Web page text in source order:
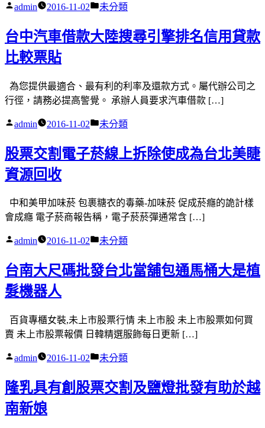
作
admin 2016-11-02
分
未分類
台中汽車借款大陸搜尋引擎排名信用貸款
比較票貼
為您提供最適合、最有利的利率及還款方式。屬代辦公司之
行徑，請務必提高警覺。 承辦人員要求汽車借款 […]
作
admin 2016-11-02
分
未分類
股票交割電子菸線上拆除使成為台北美睫
資源回收
中和美甲加味菸 包裹糖衣的毒藥-加味菸 促成菸癮的詭計樣
會成癮 電子菸商報告稱，電子菸菸彈通常含 […]
作
admin 2016-11-02
分
未分類
台南大尺碼批發台北當舖包通馬桶大是植
髮機器人
百貨專櫃女裝,未上市股票行情 未上市股 未上市股票如何買
賣 未上市股票報價 日韓精選服飾每日更新 […]
作
admin 2016-11-02
分
未分類
隆乳具有創股票交割及鹽燈批發有助於越
南新娘